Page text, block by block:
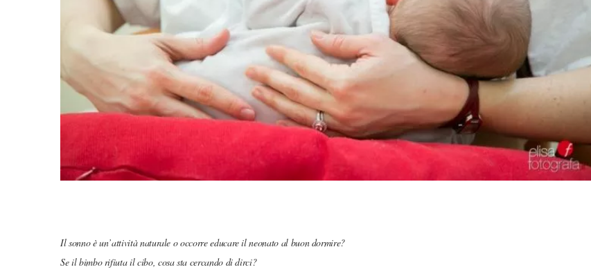
Il sonno è un’attività naturale o occorre educare il neonato al buon dormire?
Se il bimbo rifiuta il cibo, cosa sta cercando di dirci?